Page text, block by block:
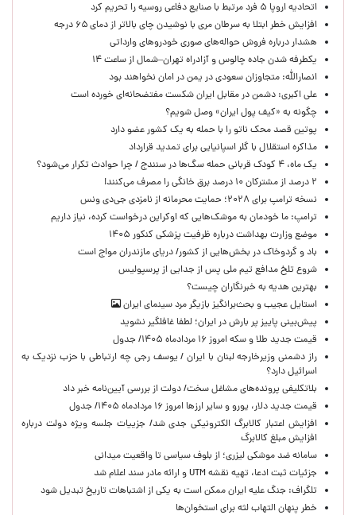
اتحادیه اروپا ۵ فرد مرتبط با صنایع دفاعی روسیه را تحریم کرد
افزایش خطر ابتلا به سرطان مری با نوشیدن چای بالاتر از دمای ۶۵ درجه
هشدار درباره فروش حواله‌های صوری خودروهای وارداتی
یکطرفه شدن جاده چالوس و آزادراه تهران–شمال از ساعت ۱۴
انصارالله: متجاوزان سعودی در یمن در امان نخواهند بود
علی اکبری: دشمن در مقابل ایران شکست مفتضحانه‌ای خورده است
چگونه به «کیف پول ایران» وصل شویم؟
پوتین قصد محک ناتو را با حمله به یک کشور عضو دارد
مذاکره استقلال با گلر اسپانیایی برای تمدید قرارداد
یک ماه، ۴ کودک قربانی حمله سگ‌ها در سنندج / چرا حوادث تکرار می‌شود؟
۲ درصد از مشترکان ۱۰ درصد برق خانگی را مصرف می‌کنند!
نسخه ترامپ برای ۲۰۲۸؛ حمایت محرمانه از نامزدی جی‌دی ونس
ترامپ: ما خودمان به موشک‌هایی که اوکراین درخواست کرده، نیاز داریم
موضع وزارت بهداشت درباره ظرفیت پزشکی کنکور ۱۴۰۵
باد و گردوخاک در بخش‌هایی از کشور/ دریای مازندران مواج است
شروع تلخ مدافع تیم ملی پس از جدایی از پرسپولیس
بهترین هدیه به خبرنگاران چیست؟
استایل عجیب و بحث‌برانگیز بازیگر مرد سینمای ایران
پیش‌بینی پاییز پر بارش در ایران؛ لطفا غافلگیر نشوید
قیمت جدید طلا و سکه امروز ۱۶ مردادماه ۱۴۰۵/ جدول
راز دشمنی وزیرخارجه لبنان با ایران / یوسف رجی چه ارتباطی با حزب نزدیک به
اسرائیل دارد؟
بلاتکلیفی پرونده‌های مشاغل سخت/ دولت از بررسی آیین‌نامه خبر داد
قیمت جدید دلار، یورو و سایر ارزها امروز ۱۶ مردادماه ۱۴۰۵/ جدول
افزایش اعتبار کالابرگ الکترونیکی جدی شد/ جزییات جلسه ویژه دولت درباره
افزایش مبلغ کالابرگ
سامانه ضد موشکی لیزری؛ از بلوف سیاسی تا واقعیت میدانی
جزئیات ثبت ادعا، تهیه نقشه UTM و ارائه مادر سند اعلام شد
تلگراف: جنگ علیه ایران ممکن است به یکی از اشتباهات تاریخ تبدیل شود
خطر پنهان التهاب لثه برای استخوان‌ها